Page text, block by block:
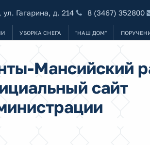
Гагарина, д. 214 8 (3467) 352800
УБОРКА СНЕГА "НАШ ДОМ"
Мансийский
сайт